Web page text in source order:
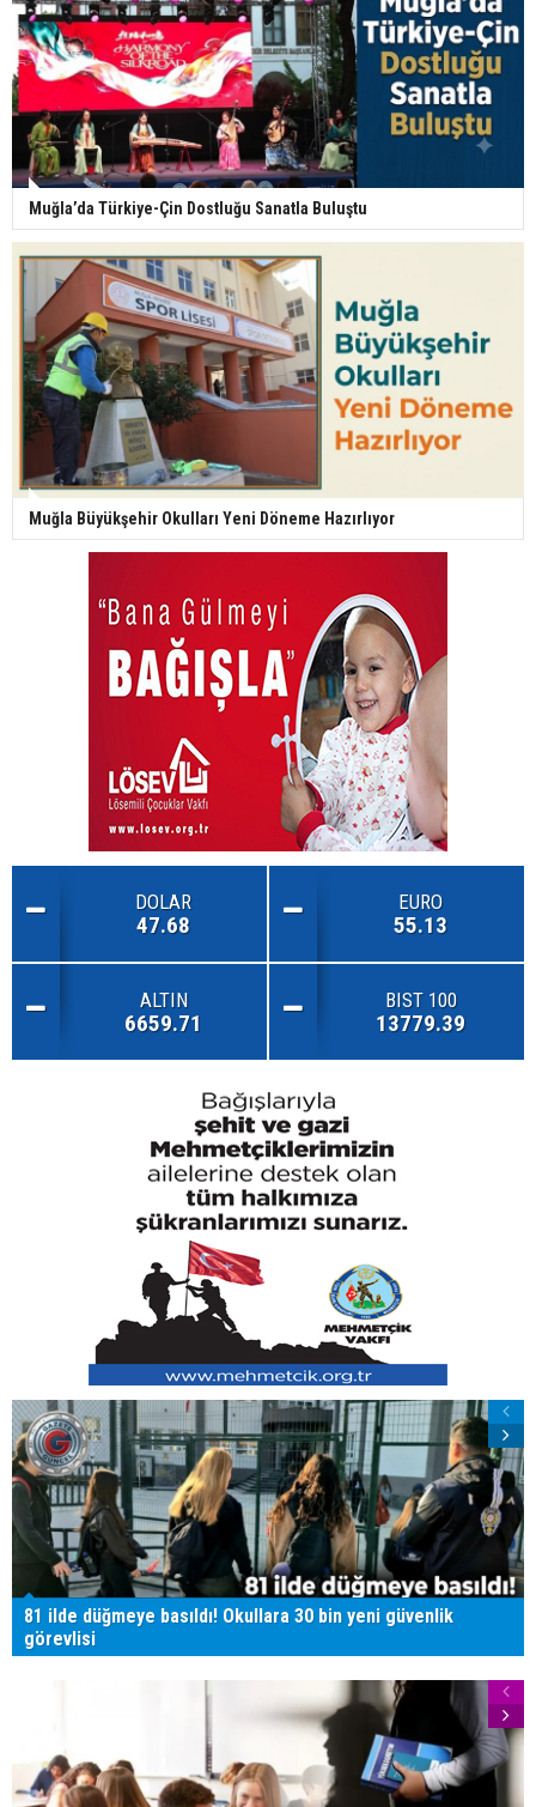
Muğla’da Türkiye-Çin Dostluğu Sanatla Buluştu
Muğla Büyükşehir Okulları Yeni Döneme Hazırlıyor
DOLAR
47.68
EURO
55.13
ALTIN
6659.71
BIST 100
13779.39
81 ilde düğmeye basıldı! Okullara 30 bin yeni güvenlik
görevlisi